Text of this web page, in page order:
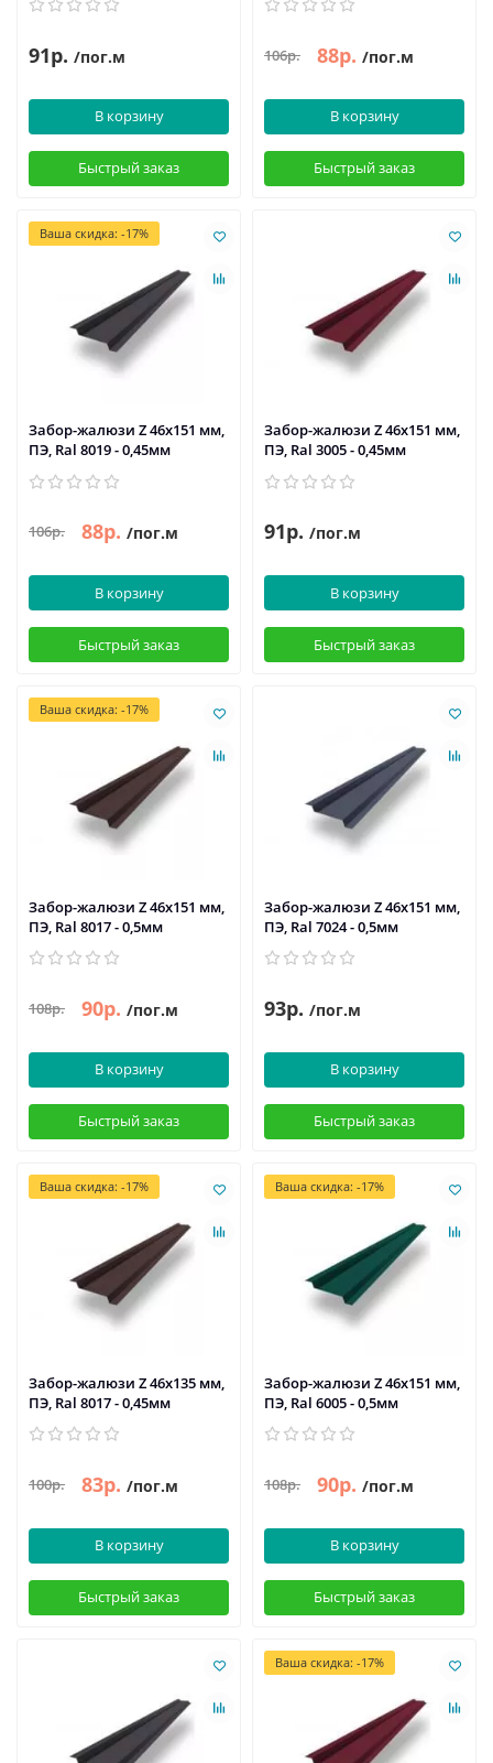
91р. /пог.м
В корзину
Быстрый заказ
106р. 88р. /пог.м
В корзину
Быстрый заказ
Ваша скидка: -17%
Забор-жалюзи Z 46х151 мм,
ПЭ, Ral 8019 - 0,45мм
106р. 88р. /пог.м
В корзину
Быстрый заказ
Забор-жалюзи Z 46х151 мм,
ПЭ, Ral 3005 - 0,45мм
91р. /пог.м
В корзину
Быстрый заказ
Ваша скидка: -17%
Забор-жалюзи Z 46х151 мм,
ПЭ, Ral 8017 - 0,5мм
108р. 90р. /пог.м
В корзину
Быстрый заказ
Забор-жалюзи Z 46х151 мм,
ПЭ, Ral 7024 - 0,5мм
93р. /пог.м
В корзину
Быстрый заказ
Ваша скидка: -17%
Забор-жалюзи Z 46х135 мм,
ПЭ, Ral 8017 - 0,45мм
100р. 83р. /пог.м
В корзину
Быстрый заказ
Ваша скидка: -17%
Забор-жалюзи Z 46х151 мм,
ПЭ, Ral 6005 - 0,5мм
108р. 90р. /пог.м
В корзину
Быстрый заказ
Ваша скидка: -17%